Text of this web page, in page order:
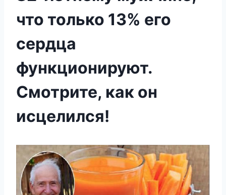
что только 13% его
сердца
функционируют.
Смотрите, как он
исцелился!